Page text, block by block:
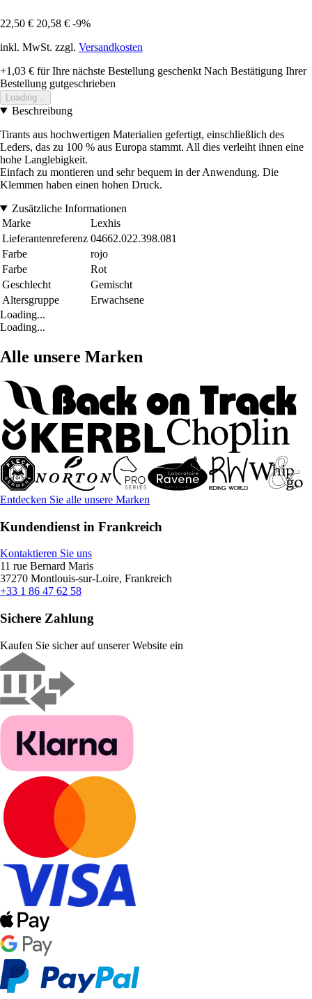
22,50 € 20,58 € -9%
inkl. MwSt. zzgl. Versandkosten
+1,03 € für Ihre nächste Bestellung geschenkt Nach Bestätigung Ihrer
Bestellung gutgeschrieben
Loading...
Beschreibung
Tirants aus hochwertigen Materialien gefertigt, einschließlich des
Leders, das zu 100 % aus Europa stammt. All dies verleiht ihnen eine
hohe Langlebigkeit.
Einfach zu montieren und sehr bequem in der Anwendung. Die
Klemmen haben einen hohen Druck.
Zusätzliche Informationen
Marke
Lexhis
Lieferantenreferenz 04662.022.398.081
Farbe
rojo
Farbe
Rot
Geschlecht
Gemischt
Altersgruppe
Erwachsene
Loading...
Loading...
Alle unsere Marken
Entdecken Sie alle unsere Marken
Kundendienst in Frankreich
Kontaktieren Sie uns
11 rue Bernard Maris
37270 Montlouis-sur-Loire, Frankreich
+33 1 86 47 62 58
Sichere Zahlung
Kaufen Sie sicher auf unserer Website ein